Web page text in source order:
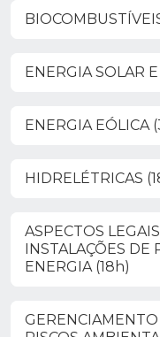
ENERGIA SOLAR
ENERGIA EÓLICA
HIDRELÉTRICAS
ASPECTOS
INSTALAÇÕES DE
ENERGIA (18h)